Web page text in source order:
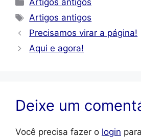
Artigos antigos
Tags
Artigos antigos
Precisamos virar a página!
Aqui e agora!
Deixe um
Você precisa fazer o login